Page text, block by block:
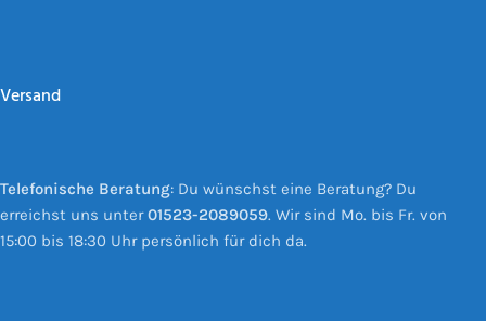
Versand
Telefonische Beratung: Du wünschst eine Beratung? Du
erreichst uns unter01523-2089059. Wir sind Mo. bis Fr. von
15:00 bis 18:30 Uhr persönlich für dich da.